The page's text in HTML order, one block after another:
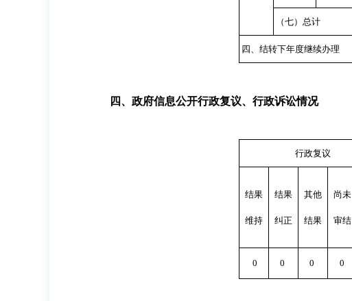
（七）总计
四、结转下年度继续办理
四、政府信息公开行政复议、行政诉讼情况
行政复议
结果
维持
结果
纠正
其他
结果
尚未
审结
0 0 0 0